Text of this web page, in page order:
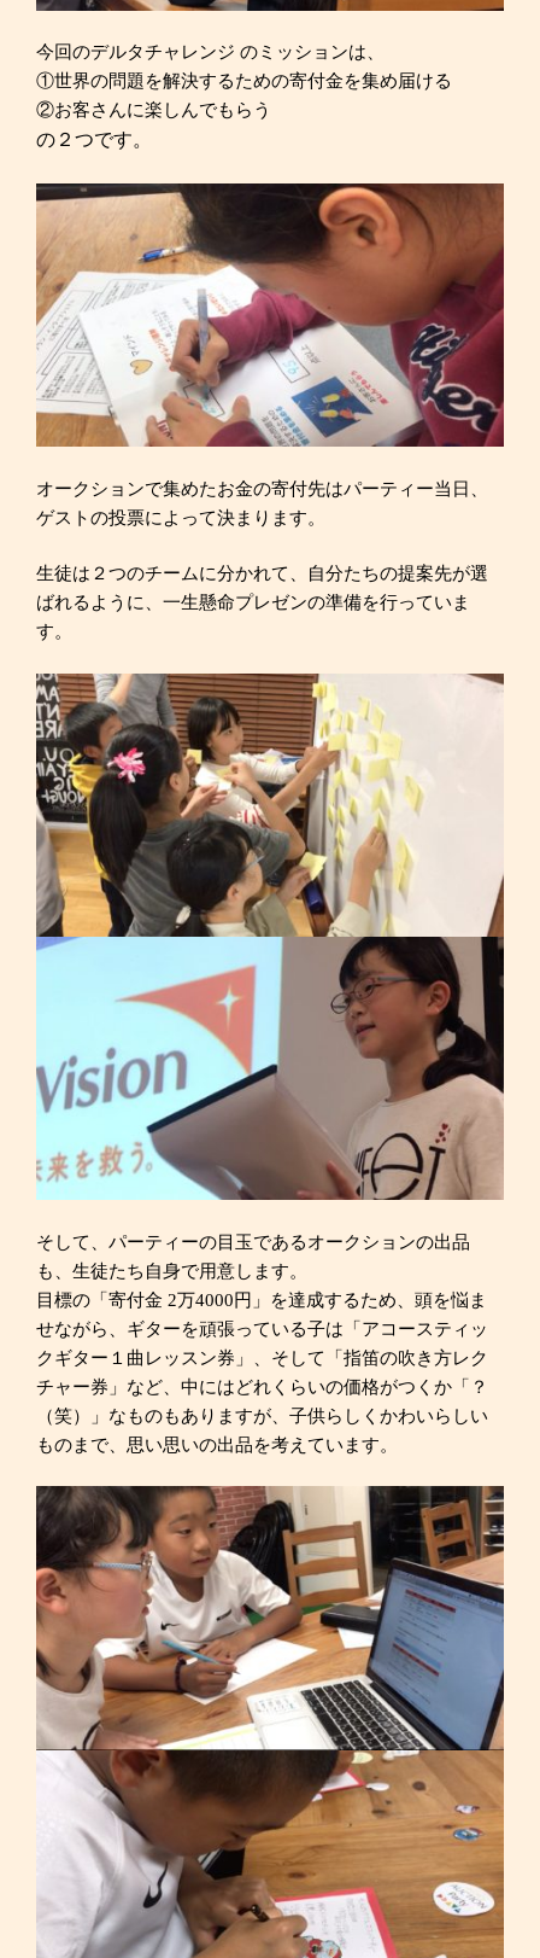
今回のデルタチャレンジ のミッションは、
①世界の問題を解決するための寄付金を集め届ける
②お客さんに楽しんでもらう
の２つです。
オークションで集めたお金の寄付先はパーティー当日、
ゲストの投票によって決まります。
生徒は２つのチームに分かれて、自分たちの提案先が選
ばれるように、一生懸命プレゼンの準備を行っていま
す。
そして、パーティーの目玉であるオークションの出品
も、生徒たち自身で用意します。
目標の「寄付金 2万4000円」を達成するため、頭を悩ま
せながら、ギターを頑張っている子は「アコースティッ
クギター１曲レッスン券」、そして「指笛の吹き方レク
チャー券」など、中にはどれくらいの価格がつくか「？
（笑）」なものもありますが、子供らしくかわいらしい
ものまで、思い思いの出品を考えています。